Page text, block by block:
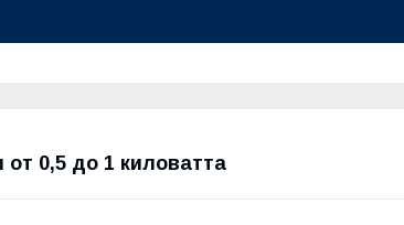
0,5 до 1 киловатта